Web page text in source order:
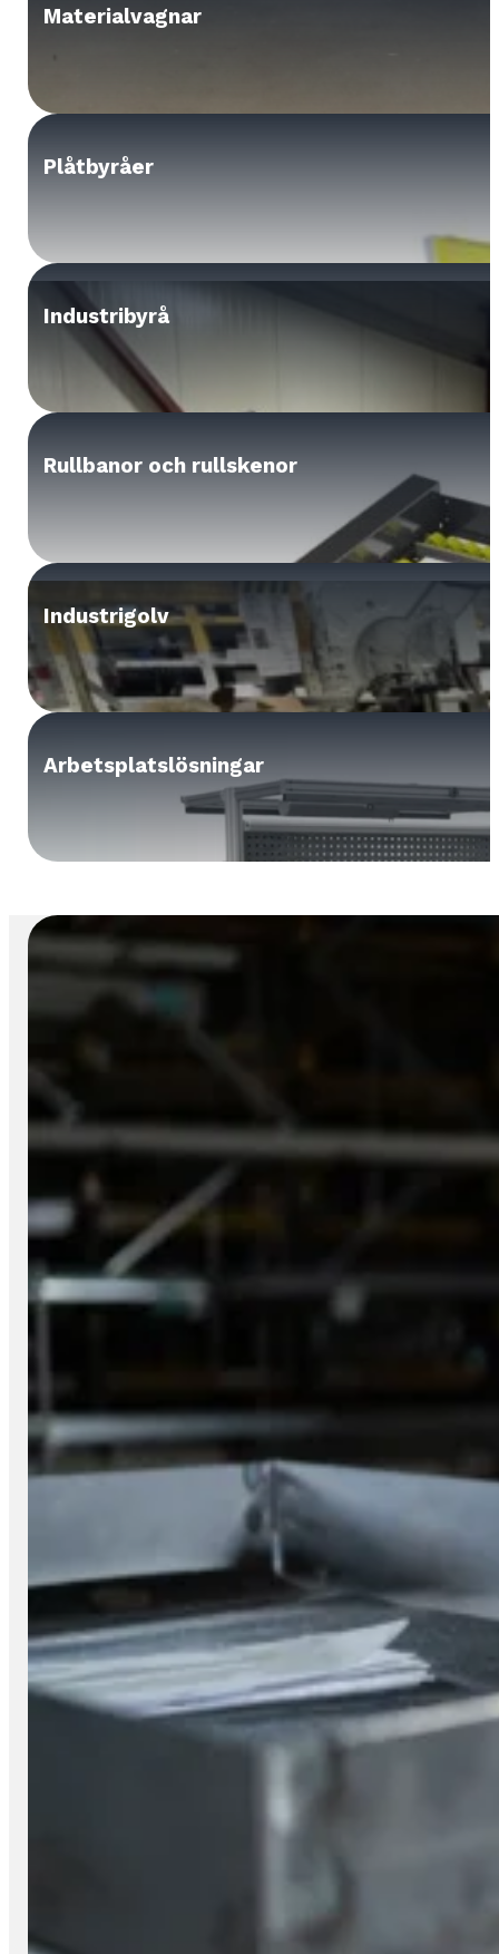
Materialvagnar
Plåtbyråer
Industribyrå
Rullbanor och rullskenor
Industrigolv
Arbetsplatslösningar